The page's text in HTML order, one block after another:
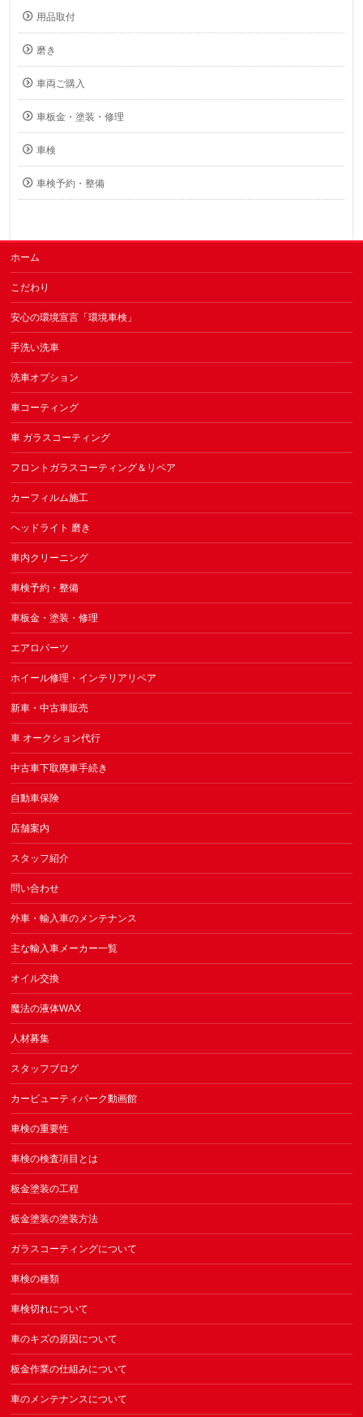
用品取付
磨き
車両ご購入
車板金・塗装・修理
車検
車検予約・整備
ホーム
こだわり
安心の環境宣言「環境車検」
手洗い洗車
洗車オプション
車コーティング
車 ガラスコーティング
フロントガラスコーティング＆リペア
カーフィルム施工
ヘッドライト 磨き
車内クリーニング
車検予約・整備
車板金・塗装・修理
エアロパーツ
ホイール修理・インテリアリペア
新車・中古車販売
車 オークション代行
中古車下取廃車手続き
自動車保険
店舗案内
スタッフ紹介
問い合わせ
外車・輸入車のメンテナンス
主な輸入車メーカー一覧
オイル交換
魔法の液体WAX
人材募集
スタッフブログ
カービューティパーク動画館
車検の重要性
車検の検査項目とは
板金塗装の工程
板金塗装の塗装方法
ガラスコーティングについて
車検の種類
車検切れについて
車のキズの原因について
板金作業の仕組みについて
車のメンテナンスについて